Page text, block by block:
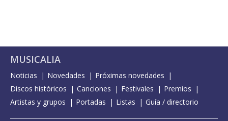
MUSICALIA
Noticias Novedades
Próximas novedades
Discos históricos
Canciones Festivales
Premios
Artistas y grupos
Portadas Listas Guía / directorio